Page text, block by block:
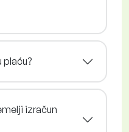
plaću?
izračun